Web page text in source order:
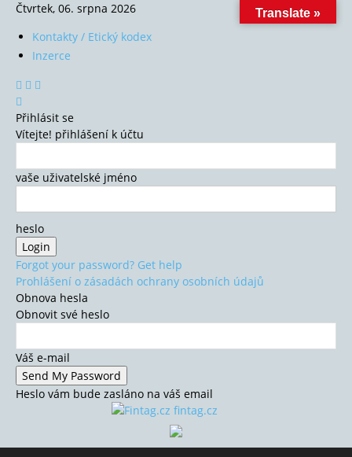
Čtvrtek, 06. srpna 2026
Kontakty / Etický kodex
Inzerce
Přihlásit se
Vítejte! přihlášení k účtu
vaše uživatelské jméno
heslo
Forgot your password? Get help
Prohlášení o zásadách ochrany osobních údajů
Obnova hesla
Obnovit své heslo
Váš e-mail
Heslo vám bude zasláno na váš email
fintag.cz
Translate »